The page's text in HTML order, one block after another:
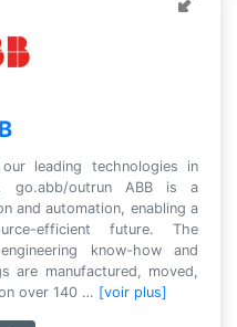
leading technologies in
go.abb/outrun ABB is a
and automation, enabling a
efficient future. The
know-how and
are manufactured, moved,
over 140 … [voir plus]